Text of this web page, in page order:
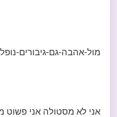
מול-אהבה-גם-גיבורים-
אני לא מסטולה אני פשוט